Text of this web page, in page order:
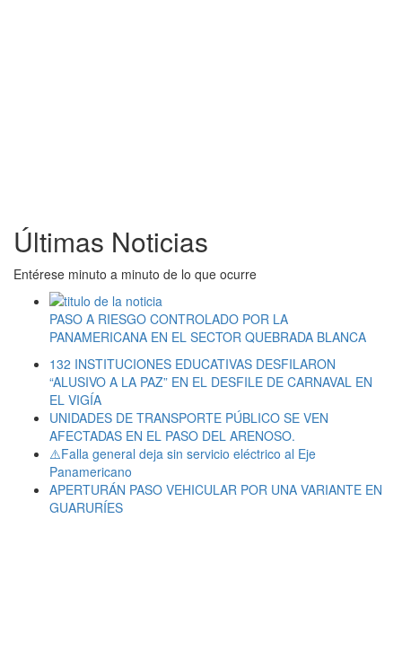
Últimas Noticias
Entérese minuto a minuto de lo que ocurre
PASO A RIESGO CONTROLADO POR LA
PANAMERICANA EN EL SECTOR QUEBRADA BLANCA
132 INSTITUCIONES EDUCATIVAS DESFILARON
“ALUSIVO A LA PAZ” EN EL DESFILE DE CARNAVAL EN
EL VIGÍA
UNIDADES DE TRANSPORTE PÚBLICO SE VEN
AFECTADAS EN EL PASO DEL ARENOSO.
⚠️Falla general deja sin servicio eléctrico al Eje
Panamericano
APERTURÁN PASO VEHICULAR POR UNA VARIANTE EN
GUARURÍES